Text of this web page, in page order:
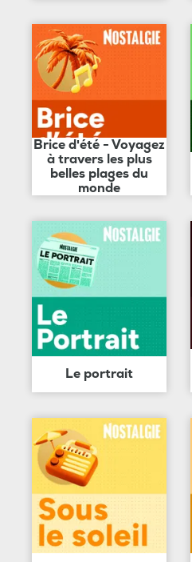
Brice d'été - Voyagez
à travers les plus
belles plages du
monde
Le portrait